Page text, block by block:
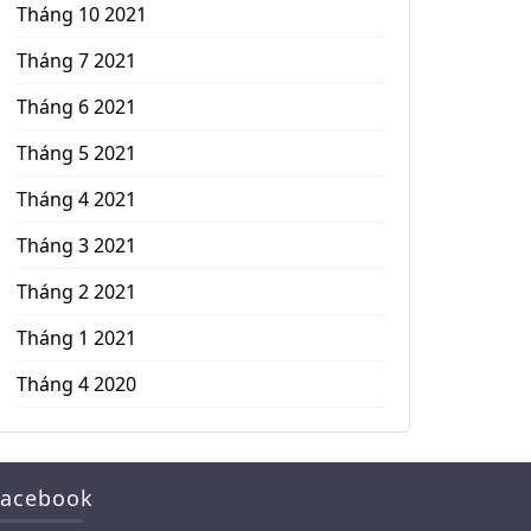
Tháng 10 2021
Tháng 7 2021
Tháng 6 2021
Tháng 5 2021
Tháng 4 2021
Tháng 3 2021
Tháng 2 2021
Tháng 1 2021
Tháng 4 2020